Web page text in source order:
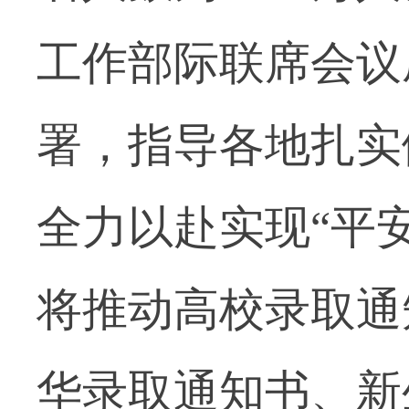
工作部际联席会
署，指导各地扎
全力以赴实现“平
将推动高校录取
华录取通知书、